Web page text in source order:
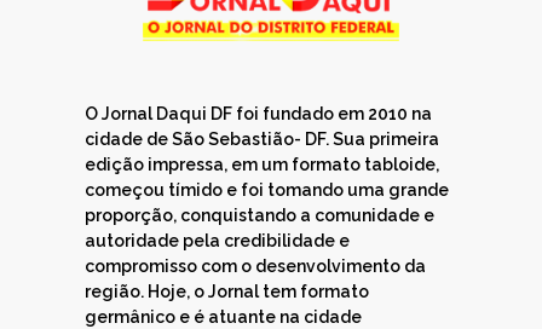
O Jornal Daqui DF foi fundado em 2010 na
cidade de São Sebastião- DF. Sua primeira
edição impressa, em um formato tabloide,
começou tímido e foi tomando uma grande
proporção, conquistando a comunidade e
autoridade pela credibilidade e
compromisso com o desenvolvimento da
região. Hoje, o Jornal tem formato
germânico e é atuante na cidade